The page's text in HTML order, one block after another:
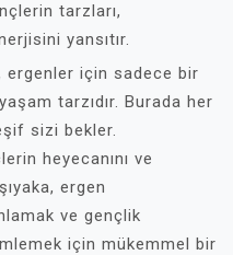
tarzları,
yansıtır.
ergenler için sadece bir
tarzıdır. Burada her
sizi bekler.
heyecanını ve
ergen
ve gençlik
için mükemmel bir